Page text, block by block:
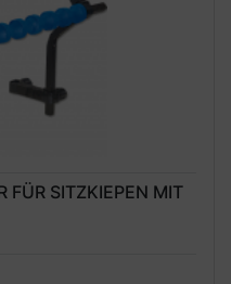
FÜR SITZKIEPEN MIT